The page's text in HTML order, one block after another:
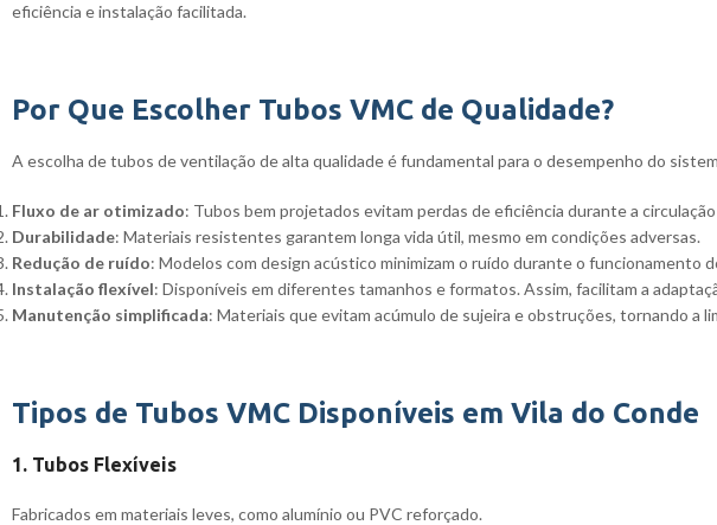
eficiência e instalação facilitada.
Por Que Escolher Tubos VMC de Qualidade?
A escolha de tubos de ventilação de alta qualidade é fundamental para o desempenho do
Fluxo de ar otimizado: Tubos bem projetados evitam perdas de eficiência durante a circulação
Durabilidade: Materiais resistentes garantem longa vida útil, mesmo em condições adversas.
Redução de ruído: Modelos com design acústico minimizam o ruído durante o funcionamento
Instalação flexível: Disponíveis em diferentes tamanhos e formatos. Assim, facilitam a
Manutenção simplificada: Materiais que evitam acúmulo de sujeira e obstruções, tornando a
Tipos de Tubos VMC Disponíveis em Vila do Conde
1. Tubos Flexíveis
Fabricados em materiais leves, como alumínio ou PVC reforçado.